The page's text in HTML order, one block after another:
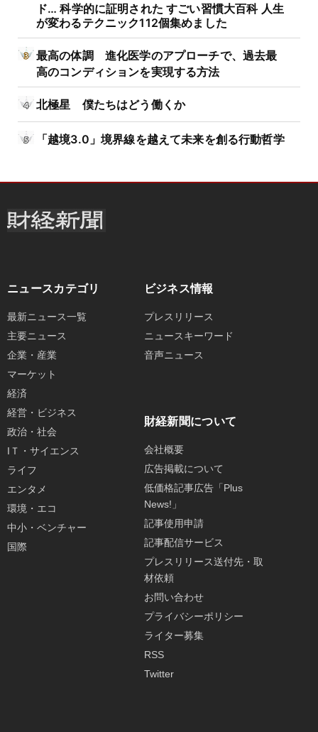
ド… 科学的に証明された すごい習慣大百科 人生
が変わるテクニック112個集めました
最高の体調 進化医学のアプローチで、過去最
高のコンディションを実現する方法
北極星 僕たちはどう働くか
「越境3.0」境界線を越えて未来を創る行動哲学
ニュースカテゴリ
最新ニュース一覧
主要ニュース
企業・産業
マーケット
経済
経営・ビジネス
政治・社会
IＴ・サイエンス
ライフ
エンタメ
環境・エコ
中小・ベンチャー
国際
ビジネス情報
プレスリリース
ニュースキーワード
音声ニュース
財経新聞について
会社概要
広告掲載について
低価格記事広告「Plus
News!」
記事使用申請
記事配信サービス
プレスリリース送付先・取
材依頼
お問い合わせ
プライバシーポリシー
ライター募集
RSS
Twitter